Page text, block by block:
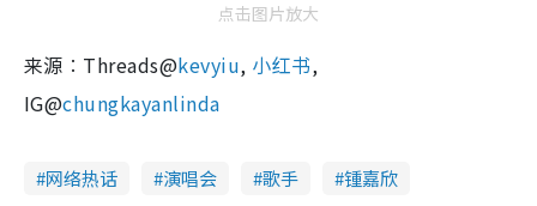
点击图片放大
来源︰Threads@kevyiu, 小红书,
IG@chungkayanlinda
网络热话 演唱会 歌手
锺嘉欣